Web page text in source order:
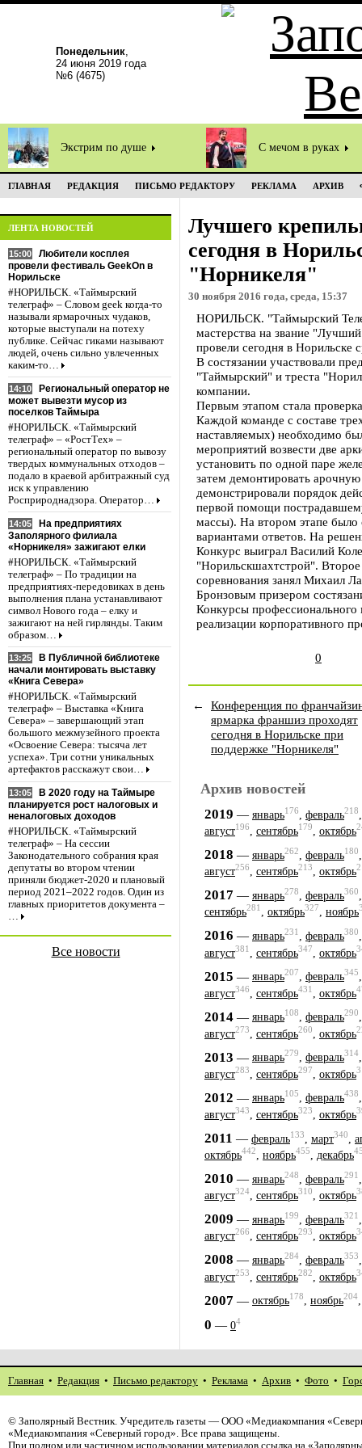
Понедельник,
24 июня 2019 года
№6 (4675)
Экстрим по душе С мечом в руках
ГЛАВНАЯ РЕДАКЦИЯ ПИСЬМО РЕДАКТОРУ РЕКЛАМА АРХИВ
ЛЕНТА НОВОСТЕЙ
15:00
Любители косплея
провели фестиваль GeekOn в
Норильске
#НОРИЛЬСК. «Таймырский
телеграф» – Словом geek когда-то
называли ярмарочных чудаков,
которые выступали на потеху
публике. Сейчас гиками называют
людей, очень сильно увлеченных
каким-то…
14:10
Региональный оператор не
может вывезти мусор из
поселков Таймыра
#НОРИЛЬСК. «Таймырский
телеграф» – «РостТех» –
региональный оператор по вывозу
твердых коммунальных отходов –
подало в краевой арбитражный суд
иск к управлению
Росприроднадзора. Оператор…
14:05
На предприятиях
Заполярного филиала
«Норникеля» зажигают елки
#НОРИЛЬСК. «Таймырский
телеграф» – По традиции на
предприятиях-передовиках в день
выполнения плана устанавливают
символ Нового года – елку и
зажигают на ней гирлянды. Таким
образом…
13:25
В Публичной библиотеке
начали монтировать выставку
«Книга Севера»
#НОРИЛЬСК. «Таймырский
телеграф» – Выставка «Книга
Севера» – завершающий этап
большого межмузейного проекта
«Освоение Севера: тысяча лет
успеха». Три сотни уникальных
артефактов расскажут свои…
13:05
В 2020 году на Таймыре
планируется рост налоговых и
неналоговых доходов
#НОРИЛЬСК. «Таймырский
телеграф» – На сессии
Законодательного собрания края
депутаты во втором чтении
приняли бюджет-2020 и плановый
период 2021–2022 годов. Один из
главных приоритетов документа –
…
Все новости
Лучшего
сегодня в
"Норникеля"
30 ноября 2016 года, среда, 15:37
НОРИЛЬСК. "Таймырский
мастерства на звание
провели сегодня в Норильске
В состязании участвовали
"Таймырский" и треста
компании.
Первым этапом стала
Каждой команде с составе
наставляемых) необходимо
мероприятий возвести две
установить по одной паре
затем демонтировать
демонстрировали порядок
первой помощи
массы). На втором этапе было
вариантами ответов. На
Конкурс выиграл Василий
"Норильскшахтстрой".
соревнования занял Михаил
Бронзовым призером
Конкурсы профессионального
реализации корпоративного
0
←
Конференция по
ярмарка франшиз проходят
сегодня в Норильске при
поддержке "Норникеля"
Архив новостей
2019 — январь176 февраль218
август196, сентябрь179, октябрь
2018 — январь262 февраль180
август256, сентябрь213, октябрь
2017 — январь278 февраль360
сентябрь281, октябрь327, ноябрь
2016 — январь231 февраль380
август381 сентябрь347 октябрь
2015 — январь207, февраль345
август346 сентябрь431 октябрь
2014 — январь108, февраль290
август273 сентябрь260 октябрь
2013 — январь279, февраль314
август283 сентябрь297 октябрь
2012 — январь105, февраль438
август343, сентябрь323, октябрь
2011 — февраль133 март340
октябрь442, ноябрь455, декабрь
2010 — январь248 февраль291
август324, сентябрь310, октябрь
2009 — январь199 февраль321
август266, сентябрь293, октябрь
2008 — январь284 февраль353
август253 сентябрь282 октябрь
2007 — октябрь178, ноябрь204
0 — 04
Главная • Редакция • Письмо редактору • Реклама • Архив • Фото •
© Заполярный Вестник. Учредитель газеты — ООО «Медиакомпания
«Медиакомпания «Северный город». Все права защищены.
При полном или частичном использовании материалов ссылка на